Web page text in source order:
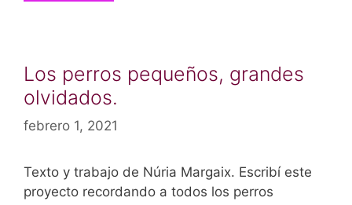
Los perros pequeños, grandes
olvidados.
febrero 1, 2021
Texto y trabajo de Núria Margaix. Escribí este
proyecto recordando a todos los perros